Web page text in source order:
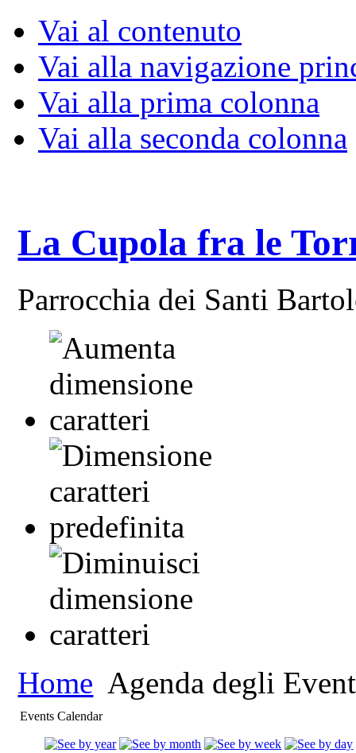
Vai al contenuto
Vai alla navigazione
Vai alla prima colonna
Vai alla seconda colonna
La Cupola fra le
Parrocchia dei Santi
Home Agenda degli
Events Calendar